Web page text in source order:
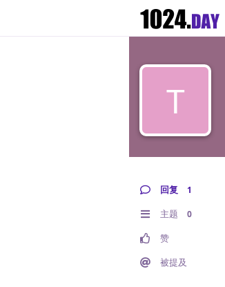
T
回复 1
主题 0
赞
被提及